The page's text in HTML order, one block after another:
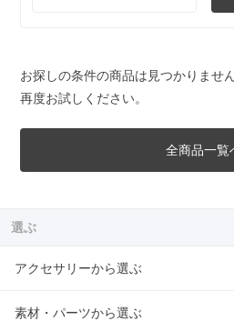
お探しの条件の商品は見つかりませ
再度お試しください。
全商品一覧
選ぶ
アクセサリーから選ぶ
素材・パーツから選ぶ